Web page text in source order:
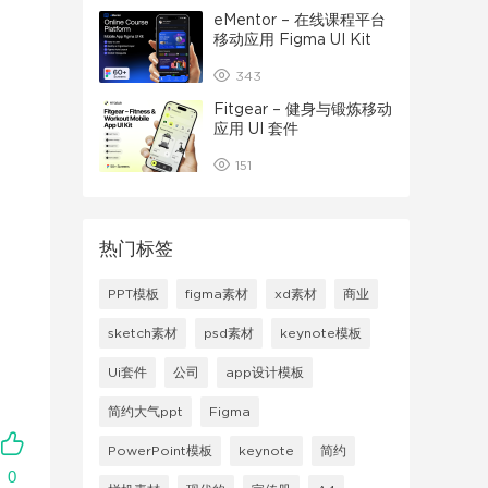
0
eMentor – 在线课程平台
移动应用 Figma UI Kit
343
Fitgear – 健身与锻炼移动
应用 UI 套件
151
热门标签
PPT模板 figma素材 xd素材 商业
sketch素材 psd素材 keynote模板
Ui套件 公司 app设计模板
简约大气ppt Figma
PowerPoint模板 keynote 简约